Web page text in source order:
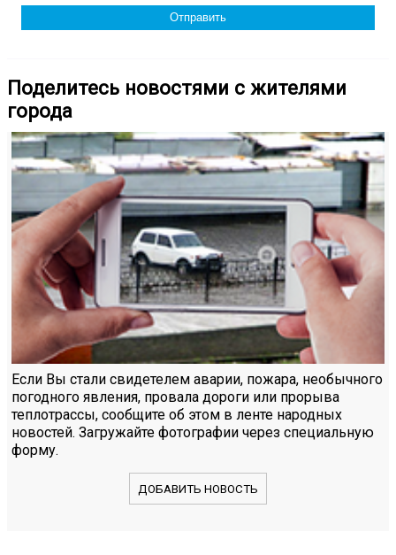
Поделитесь новостями с жителями
города
Если Вы стали свидетелем аварии, пожара, необычного
погодного явления, провала дороги или прорыва
теплотрассы, сообщите об этом в ленте народных
новостей. Загружайте фотографии через специальную
форму.
ДОБАВИТЬ НОВОСТЬ